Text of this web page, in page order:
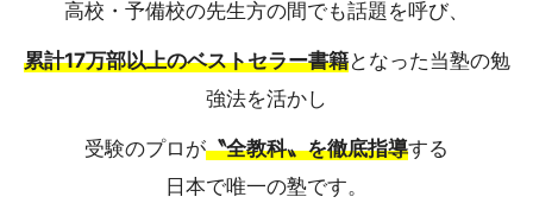
高校・予備校の先生方の間でも話題を呼び、
累計17万部以上のベストセラー書籍となった当塾の勉
強法を活かし
受験のプロが〝全教科〟を徹底指導する
日本で唯一の塾です。